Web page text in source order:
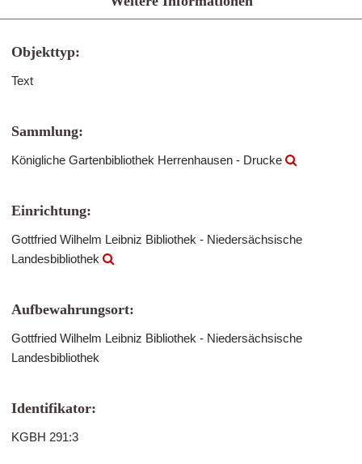
Objekttyp:
Text
Sammlung:
Königliche Gartenbibliothek Herrenhausen - Drucke
Einrichtung:
Gottfried Wilhelm Leibniz Bibliothek - Niedersächsische
Landesbibliothek
Aufbewahrungsort:
Gottfried Wilhelm Leibniz Bibliothek - Niedersächsische
Landesbibliothek
Identifikator:
KGBH 291:3